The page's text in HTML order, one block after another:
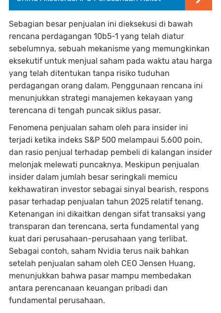
Sebagian besar penjualan ini dieksekusi di bawah
rencana perdagangan 10b5-1 yang telah diatur
sebelumnya, sebuah mekanisme yang memungkinkan
eksekutif untuk menjual saham pada waktu atau harga
yang telah ditentukan tanpa risiko tuduhan
perdagangan orang dalam. Penggunaan rencana ini
menunjukkan strategi manajemen kekayaan yang
terencana di tengah puncak siklus pasar.
Fenomena penjualan saham oleh para insider ini
terjadi ketika indeks S&P 500 melampaui 5.600 poin,
dan rasio penjual terhadap pembeli di kalangan insider
melonjak melewati puncaknya. Meskipun penjualan
insider dalam jumlah besar seringkali memicu
kekhawatiran investor sebagai sinyal bearish, respons
pasar terhadap penjualan tahun 2025 relatif tenang.
Ketenangan ini dikaitkan dengan sifat transaksi yang
transparan dan terencana, serta fundamental yang
kuat dari perusahaan-perusahaan yang terlibat.
Sebagai contoh, saham Nvidia terus naik bahkan
setelah penjualan saham oleh CEO Jensen Huang,
menunjukkan bahwa pasar mampu membedakan
antara perencanaan keuangan pribadi dan
fundamental perusahaan.